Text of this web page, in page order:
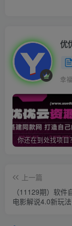
优
上一篇
（11129期）软件
电影解说4.0新玩